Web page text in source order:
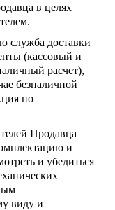
в целях
служба доставки
(кассовый и
расчет),
безналичной
по
Продавца
и
и убедиться
виду и